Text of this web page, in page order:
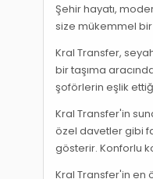
Şehir hayatı,
size mükemmel
Kral Transfer,
bir taşıma
şoförlerin eşlik ettiği
Kral Transfer'in
özel davetler gibi
gösterir. Konforlu
Kral Transfer'in en